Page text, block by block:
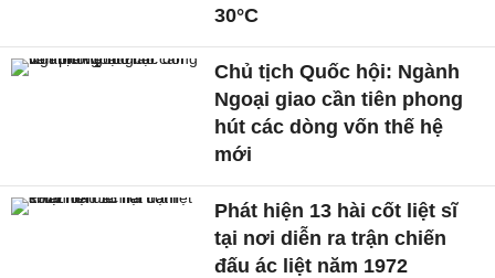
30°C
Chủ tịch Quốc hội: Ngành
Ngoại giao cần tiên phong
hút các dòng vốn thế hệ
mới
Phát hiện 13 hài cốt liệt sĩ
tại nơi diễn ra trận chiến
đấu ác liệt năm 1972